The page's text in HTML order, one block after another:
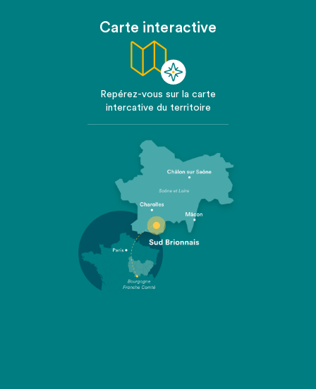
Carte interactive
Repérez-vous sur la carte
intercative du territoire